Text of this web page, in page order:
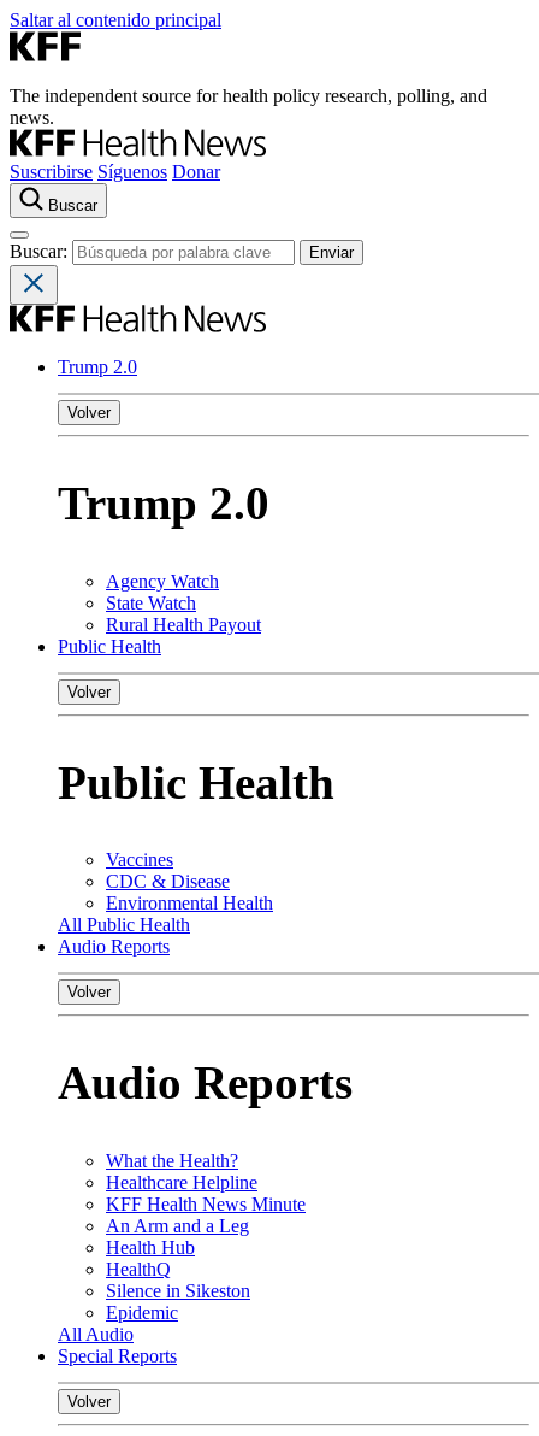
Saltar al contenido principal
The independent source for health policy research, polling, and
news.
Suscribirse Síguenos Donar
Buscar
Buscar:
Trump 2.0
Volver
Trump 2.0
Agency Watch
State Watch
Rural Health Payout
Public Health
Volver
Public Health
Vaccines
CDC & Disease
Environmental Health
All Public Health
Audio Reports
Volver
Audio Reports
What the Health?
Healthcare Helpline
KFF Health News Minute
An Arm and a Leg
Health Hub
HealthQ
Silence in Sikeston
Epidemic
All Audio
Special Reports
Volver